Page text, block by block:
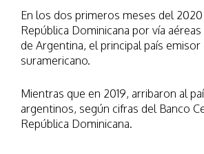
En los dos primeros meses del
República Dominicana por vía
de Argentina, el principal país
suramericano.
Mientras que en 2019, arribaron al
argentinos, según cifras del Banco
República Dominicana.